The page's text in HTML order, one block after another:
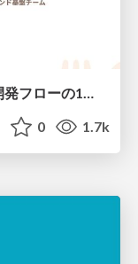
使いながら育てる Claude Code — 開発フローの1コマンド化 × 繰り返し指摘の自動仕組み化
0 1.7k